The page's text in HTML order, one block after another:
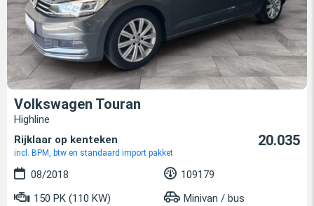
Volkswagen Touran
Highline
Rijklaar op kenteken
incl. BPM, btw en standaard import pakket
20.035
08/2018
109179
150 PK (110 KW)
Minivan / bus